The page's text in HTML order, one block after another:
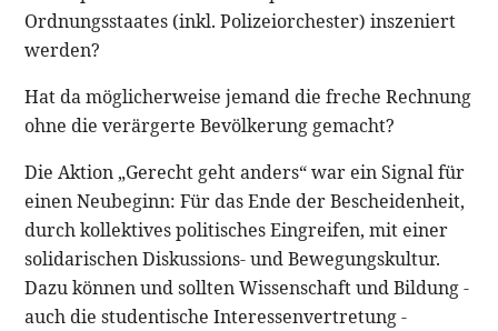
Ordnungsstaates (inkl. Polizeiorchester) inszeniert
werden?
Hat da möglicherweise jemand die freche Rechnung
ohne die verärgerte Bevölkerung gemacht?
Die Aktion „Gerecht geht anders“ war ein Signal für
einen Neubeginn: Für das Ende der Bescheidenheit,
durch kollektives politisches Eingreifen, mit einer
solidarischen Diskussions- und Bewegungskultur.
Dazu können und sollten Wissenschaft und Bildung -
auch die studentische Interessenvertretung -